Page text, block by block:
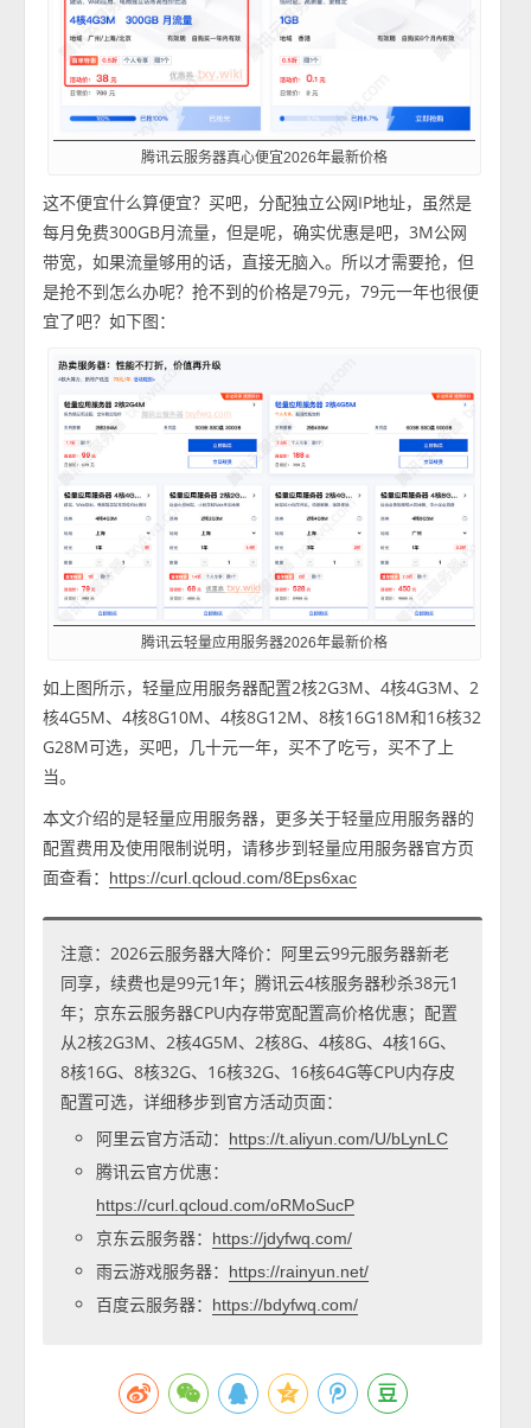
腾讯云服务器真心便宜2026年最新价格
这不便宜什么算便宜？买吧，分配独立公网IP地址，虽然是
每月免费300GB月流量，但是呢，确实优惠是吧，3M公网
带宽，如果流量够用的话，直接无脑入。所以才需要抢，但
是抢不到怎么办呢？抢不到的价格是79元，79元一年也很便
宜了吧？如下图：
腾讯云轻量应用服务器2026年最新价格
如上图所示，轻量应用服务器配置2核2G3M、4核4G3M、2
核4G5M、4核8G10M、4核8G12M、8核16G18M和16核32
G28M可选，买吧，几十元一年，买不了吃亏，买不了上
当。
本文介绍的是轻量应用服务器，更多关于轻量应用服务器的
配置费用及使用限制说明，请移步到轻量应用服务器官方页
面查看：
https://curl.qcloud.com/8Eps6xac
注意：2026云服务器大降价：阿里云99元服务器新老
同享，续费也是99元1年；腾讯云4核服务器秒杀38元1
年；京东云服务器CPU内存带宽配置高价格优惠；配置
从2核2G3M、2核4G5M、2核8G、4核8G、4核16G、
8核16G、8核32G、16核32G、16核64G等CPU内存皮
配置可选，详细移步到官方活动页面：
阿里云官方活动：
https://t.aliyun.com/U/bLynLC
腾讯云官方优惠：
https://curl.qcloud.com/oRMoSucP
京东云服务器： https://jdyfwq.com/
雨云游戏服务器： https://rainyun.net/
百度云服务器： https://bdyfwq.com/